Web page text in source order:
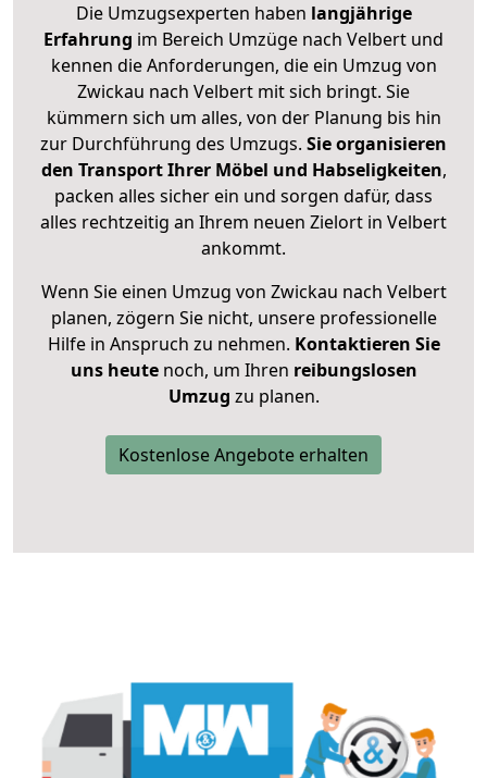
Die Umzugsexperten haben langjährige
Erfahrung im Bereich Umzüge nach Velbert und
kennen die Anforderungen, die ein Umzug von
Zwickau nach Velbert mit sich bringt. Sie
kümmern sich um alles, von der Planung bis hin
zur Durchführung des Umzugs. Sie organisieren
den Transport Ihrer Möbel und Habseligkeiten,
packen alles sicher ein und sorgen dafür, dass
alles rechtzeitig an Ihrem neuen Zielort in Velbert
ankommt.
Wenn Sie einen Umzug von Zwickau nach Velbert
planen, zögern Sie nicht, unsere professionelle
Hilfe in Anspruch zu nehmen. Kontaktieren Sie
uns heutenoch, um Ihren reibungslosen
Umzug zu planen.
Kostenlose Angebote erhalten